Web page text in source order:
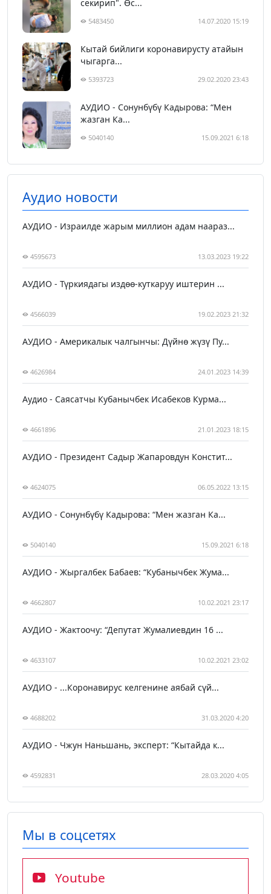
секирип". Өс...
5483450 14.07.2020 15:19
Кытай бийлиги коронавирусту атайын
чыгарга...
5393723 29.02.2020 23:43
АУДИО - Сонунбүбү Кадырова: “Мен
жазган Ка...
5040140 15.09.2021 6:18
Аудио новости
АУДИО - Израилде жарым миллион адам наараз...
4595673 13.03.2023 19:22
АУДИО - Түркиядагы издөө-куткаруу иштерин ...
4566039 19.02.2023 21:32
АУДИО - Америкалык чалгынчы: Дүйнө жүзү Пу...
4626984 24.01.2023 14:39
Аудио - Саясатчы Кубанычбек Исабеков Курма...
4661896 21.01.2023 18:15
АУДИО - Президент Садыр Жапаровдун Констит...
4624075 06.05.2022 13:15
АУДИО - Сонунбүбү Кадырова: “Мен жазган Ка...
5040140 15.09.2021 6:18
АУДИО - Жыргалбек Бабаев: “Кубанычбек Жума...
4662807 10.02.2021 23:17
АУДИО - Жактоочу: “Депутат Жумалиевдин 16 ...
4633107 10.02.2021 23:02
АУДИО - ...Коронавирус келгенине аябай сүй...
4688202 31.03.2020 4:20
АУДИО - Чжун Наньшань, эксперт: “Кытайда к...
4592831 28.03.2020 4:05
Мы в соцсетях
Youtube